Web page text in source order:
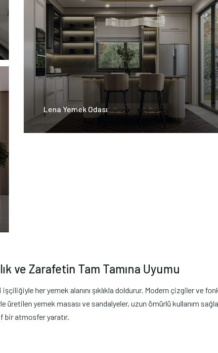
Lena Yemek Odası​
ve Zarafetin Tam Tamına Uyumu
her yemek alanını şıklıkla doldurur. Modern çizgiler ve
üretilen yemek masası ve sandalyeler, uzun ömürlü kullanım
bir atmosfer yaratır.